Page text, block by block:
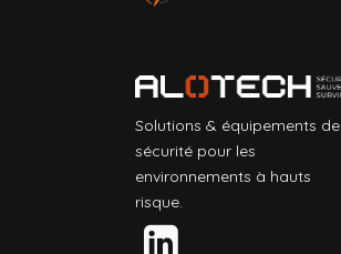
Solutions & équipements de
sécurité pour les
environnements à hauts
risque.